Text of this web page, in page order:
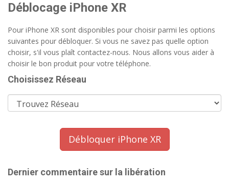
Déblocage iPhone XR
Pour iPhone XR sont disponibles pour choisir parmi les options
suivantes pour débloquer. Si vous ne savez pas quelle option
choisir, s'il vous plaît contactez-nous. Nous allons vous aider à
choisir le bon produit pour votre téléphone.
Choisissez Réseau
Débloquer iPhone XR
Dernier commentaire sur la libération